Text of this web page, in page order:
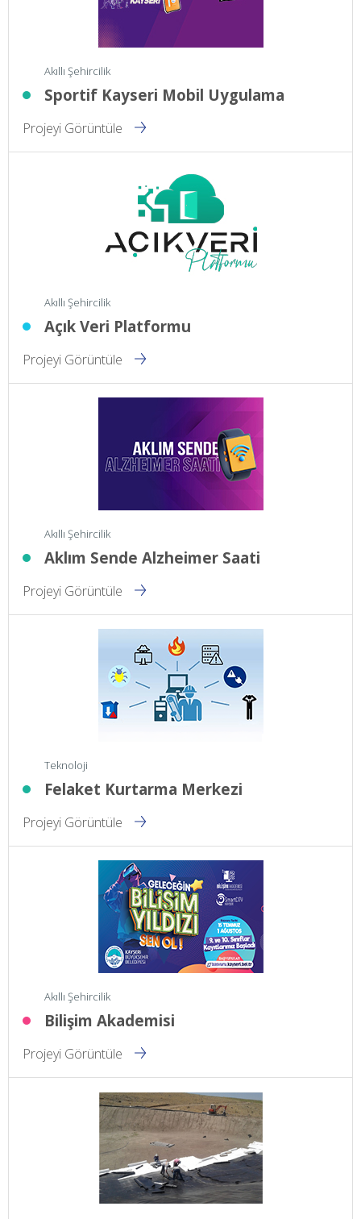
Akıllı Şehircilik
Sportif Kayseri Mobil Uygulama
Projeyi Görüntüle
Akıllı Şehircilik
Açık Veri Platformu
Projeyi Görüntüle
Akıllı Şehircilik
Aklım Sende Alzheimer Saati
Projeyi Görüntüle
Teknoloji
Felaket Kurtarma Merkezi
Projeyi Görüntüle
Akıllı Şehircilik
Bilişim Akademisi
Projeyi Görüntüle